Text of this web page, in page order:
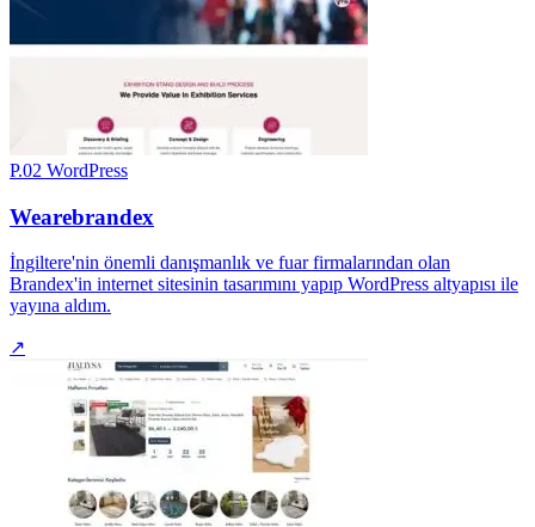
P.02 WordPress
Wearebrandex
İngiltere'nin önemli danışmanlık ve fuar firmalarından olan
Brandex'in internet sitesinin tasarımını yapıp WordPress altyapısı ile
yayına aldım.
↗